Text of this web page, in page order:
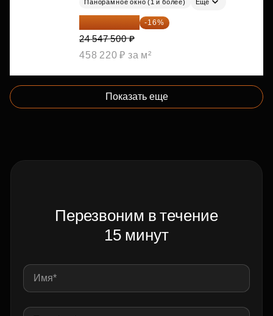
Панорамное окно (1 и более) Ещё
20 619 900 ₽ -16%
24 547 500 ₽
458 220 ₽ за м²
Показать еще
Перезвоним в течение
15 минут